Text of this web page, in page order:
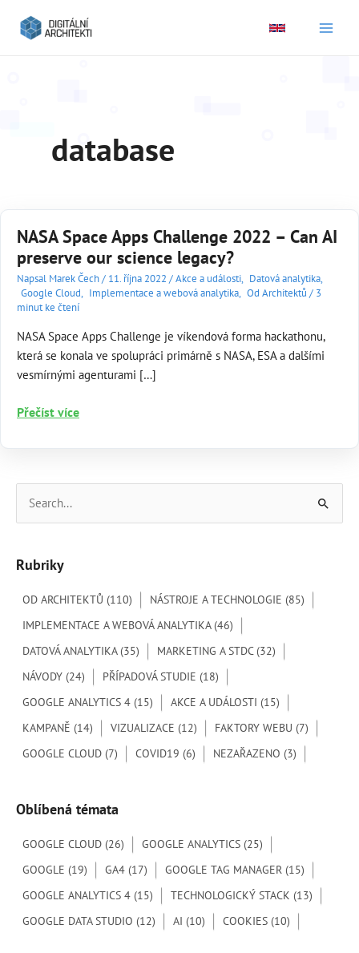
database
NASA Space Apps Challenge 2022 – Can AI
preserve our science legacy?
Napsal Marek Čech/ 11. října 2022 /Akce a události, Datová analytika,
Google Cloud, Implementace a webová analytika, Od Architektů / 3
minut ke čtení
NASA Space Apps Challenge je víkendová forma hackathonu,
která se konala ve spolupráci primárně s NASA, ESA a dalšími
vesmírnými agenturami […]
NASA
Apps
2022
Can
preserve
science
legacy?
Přečíst více
lRubriky
OD ARCHITEKTŮ (110) NÁSTROJE A TECHNOLOGIE (85)
IMPLEMENTACE A WEBOVÁ ANALYTIKA(46)
DATOVÁ ANALYTIKA(35) MARKETING A STDC(32)
NÁVODY (24) PŘÍPADOVÁ STUDIE (18)
GOOGLE ANALYTICS 4 (15) AKCE A UDÁLOSTI (15)
KAMPANĚ (14) VIZUALIZACE (12) FAKTORY WEBU (7)
GOOGLE CLOUD (7) COVID19 (6) NEZAŘAZENO (3)
Oblíbená témata
GOOGLE CLOUD (26) GOOGLE ANALYTICS (25)
GOOGLE (19) GA4 (17) GOOGLE TAG MANAGER (15)
GOOGLE ANALYTICS 4 (15) TECHNOLOGICKÝ STACK (13)
GOOGLE DATA STUDIO (12) AI (10) COOKIES (10)